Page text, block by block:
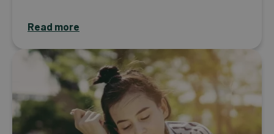
Read more